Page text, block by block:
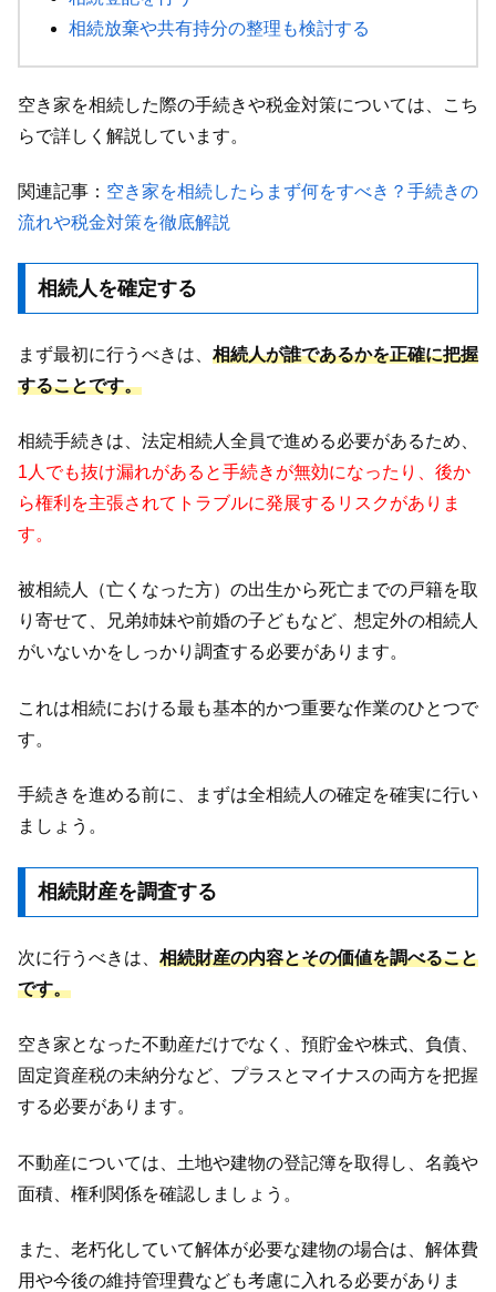
相続放棄や共有持分の整理も検討する
空き家を相続した際の手続きや税金対策については、こち
らで詳しく解説しています。
関連記事： 空き家を相続したらまず何をすべき？手続きの
流れや税金対策を徹底解説
相続人を確定する
まず最初に行うべきは、 相続人が誰であるかを正確に把握
することです。
相続手続きは、法定相続人全員で進める必要があるため、
1人でも抜け漏れがあると手続きが無効になったり、後か
ら権利を主張されてトラブルに発展するリスクがありま
す。
被相続人（亡くなった方）の出生から死亡までの戸籍を取
り寄せて、兄弟姉妹や前婚の子どもなど、想定外の相続人
がいないかをしっかり調査する必要があります。
これは相続における最も基本的かつ重要な作業のひとつで
す。
手続きを進める前に、まずは全相続人の確定を確実に行い
ましょう。
相続財産を調査する
次に行うべきは、 相続財産の内容とその価値を調べること
です。
空き家となった不動産だけでなく、預貯金や株式、負債、
固定資産税の未納分など、プラスとマイナスの両方を把握
する必要があります。
不動産については、土地や建物の登記簿を取得し、名義や
面積、権利関係を確認しましょう。
また、老朽化していて解体が必要な建物の場合は、解体費
用や今後の維持管理費なども考慮に入れる必要がありま